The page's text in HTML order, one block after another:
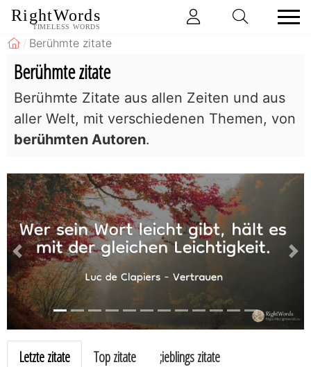
RightWords
TIMELESS WORDS
Berühmte zitate
Berühmte zitate
Berühmte Zitate aus allen Zeiten und aus
aller Welt, mit verschiedenen Themen, von
berühmten Autoren.
previous
Letzte zitate Top zitate ;ieblings zitate